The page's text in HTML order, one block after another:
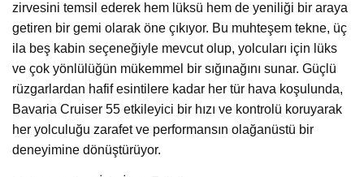
zirvesini temsil ederek hem lüksü hem de yeniliği bir araya
getiren bir gemi olarak öne çıkıyor. Bu muhteşem tekne, üç
ila beş kabin seçeneğiyle mevcut olup, yolcuları için lüks
ve çok yönlülüğün mükemmel bir sığınağını sunar. Güçlü
rüzgarlardan hafif esintilere kadar her tür hava koşulunda,
Bavaria Cruiser 55 etkileyici bir hızı ve kontrolü koruyarak
her yolculuğu zarafet ve performansın olağanüstü bir
deneyimine dönüştürüyor.